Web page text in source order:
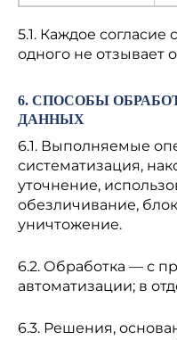
5.1. Каждое согласие
одного не отзывает
6. СПОСОБЫ
ДАННЫХ
6.1. Выполняемые
систематизация,
уточнение,
обезличивание,
уничтожение.
6.2. Обработка — с
автоматизации; в
6.3. Решения,